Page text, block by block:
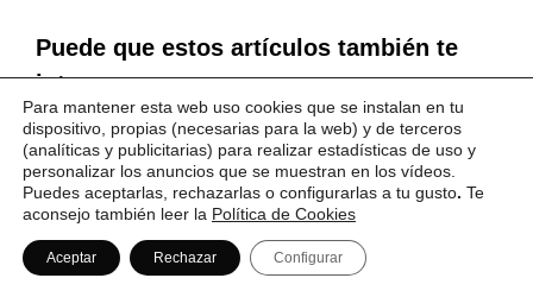
Puede que estos artículos también te
interesen
Para mantener esta web uso cookies que se instalan en tu
dispositivo, propias (necesarias para la web) y de terceros
(analíticas y publicitarias) para realizar estadísticas de uso y
personalizar los anuncios que se muestran en los vídeos.
Puedes aceptarlas, rechazarlas o configurarlas a tu gusto. Te
aconsejo también leer la Política de Cookies
Aceptar Rechazar Configurar